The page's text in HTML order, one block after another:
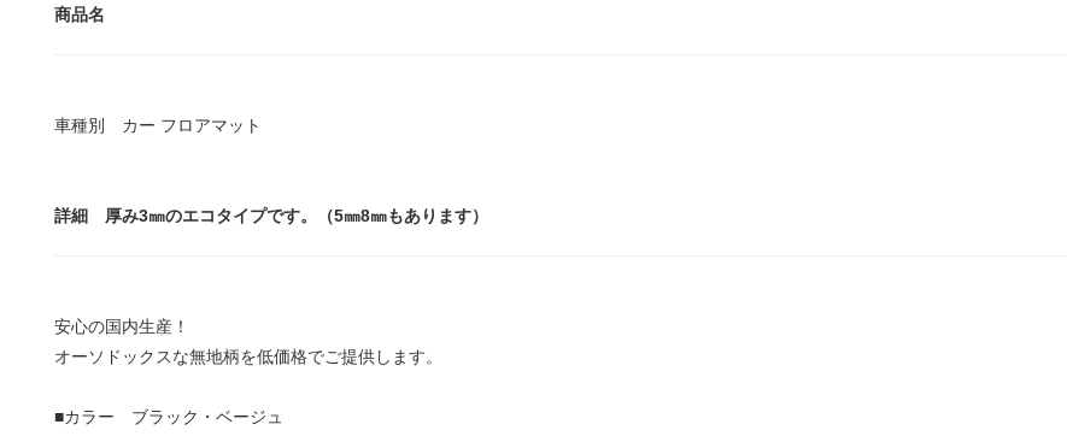
商品名
車種別 カー フロアマット
詳細 厚み3㎜のエコタイプです。（5㎜8㎜もあります）
安心の国内生産！
オーソドックスな無地柄を低価格でご提供します。
■カラー ブラック・ベージュ